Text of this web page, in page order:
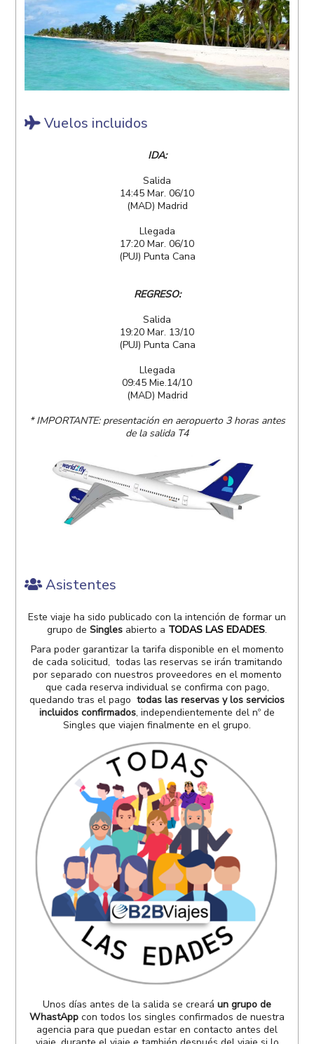
Vuelos incluidos
IDA:
Salida
14:45 Mar. 06/10
(MAD) Madrid
Llegada
17:20 Mar. 06/10
(PUJ) Punta Cana
REGRESO:
Salida
19:20 Mar. 13/10
(PUJ) Punta Cana
Llegada
09:45 Mie.14/10
(MAD) Madrid
* IMPORTANTE: presentación en aeropuerto 3 horas antes
de la salida T4
Asistentes
Este viaje ha sido publicado con la intención de formar un
grupo de Singles abierto a TODAS LAS EDADES.
Para poder garantizar la tarifa disponible en el momento
de cada solicitud, todas las reservas se irán tramitando
por separado con nuestros proveedores en el momento
que cada reserva individual se confirma con pago,
quedando tras el pago todas las reservas y los servicios
incluidos confirmados, independientemente del nº de
Singles que viajen finalmente en el grupo.
Unos días antes de la salida se creará un grupo de
WhastApp con todos los singles confirmados de nuestra
agencia para que puedan estar en contacto antes del